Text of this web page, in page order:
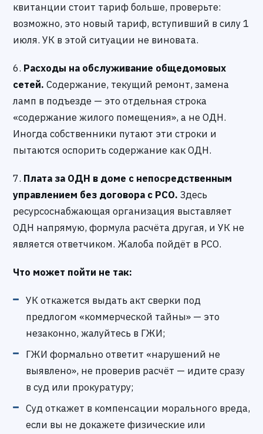
квитанции стоит тариф больше, проверьте:
возможно, это новый тариф, вступивший в силу 1
июля. УК в этой ситуации не виновата.
6. Расходы на обслуживание общедомовых
сетей. Содержание, текущий ремонт, замена
ламп в подъезде — это отдельная строка
«содержание жилого помещения», а не ОДН.
Иногда собственники путают эти строки и
пытаются оспорить содержание как ОДН.
7. Плата за ОДН в доме с непосредственным
управлением без договора с РСО. Здесь
ресурсоснабжающая организация выставляет
ОДН напрямую, формула расчёта другая, и УК не
является ответчиком. Жалоба пойдёт в РСО.
Что может пойти не так:
УК откажется выдать акт сверки под
предлогом «коммерческой тайны» — это
незаконно, жалуйтесь в ГЖИ;
ГЖИ формально ответит «нарушений не
выявлено», не проверив расчёт — идите сразу
в суд или прокуратуру;
Суд откажет в компенсации морального вреда,
если вы не докажете физические или